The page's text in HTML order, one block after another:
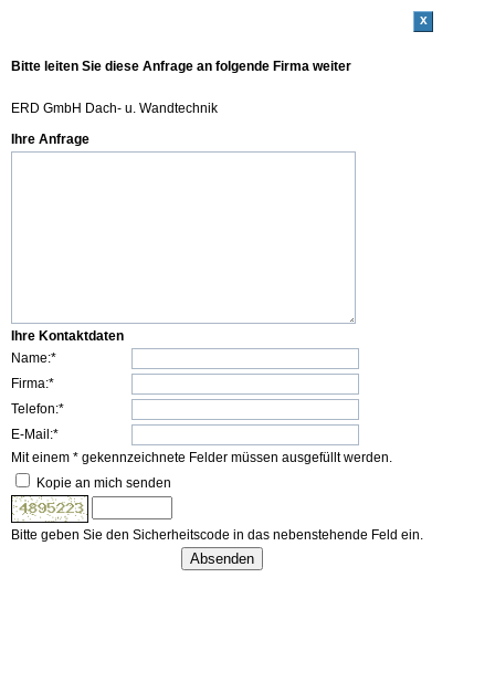
x
Bitte leiten Sie diese Anfrage an folgende Firma weiter
ERD GmbH Dach- u. Wandtechnik
Ihre Anfrage
Ihre Kontaktdaten
Name:*
Firma:*
Telefon:*
E-Mail:*
Mit einem * gekennzeichnete Felder müssen ausgefüllt werden.
Kopie an mich senden
Bitte geben Sie den Sicherheitscode in das nebenstehende Feld ein.